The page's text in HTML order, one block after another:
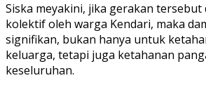
Siska meyakini, jika gerakan tersebut
kolektif oleh warga Kendari, maka
signifikan, bukan hanya untuk
keluarga, tetapi juga ketahanan
keseluruhan.